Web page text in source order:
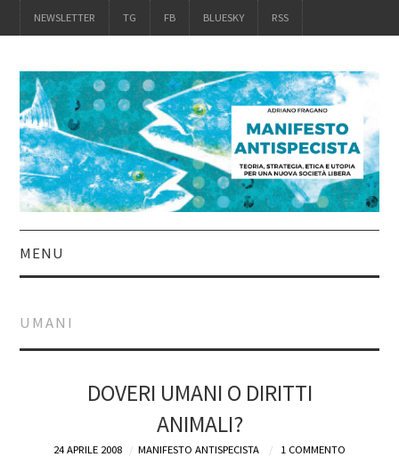
NEWSLETTER TG FB BLUESKY RSS
MENU
ACQUISTALO
UMANI
DOVERI UMANI O DIRITTI
ANIMALI?
24 APRILE 2008 MANIFESTO ANTISPECISTA 1 COMMENTO